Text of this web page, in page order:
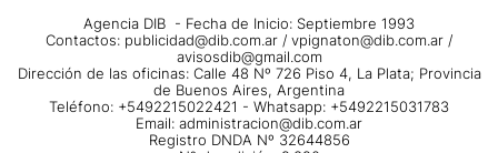
Agencia DIB - Fecha de Inicio: Septiembre 1993
Contactos: publicidad@dib.com.ar / vpignaton@dib.com.ar /
avisosdib@gmail.com
Dirección de las oficinas: Calle 48 Nº 726 Piso 4, La Plata; Provincia
de Buenos Aires, Argentina
Teléfono: +5492215022421 - Whatsapp: +5492215031783
Email: administracion@dib.com.ar
Registro DNDA Nº 32644856